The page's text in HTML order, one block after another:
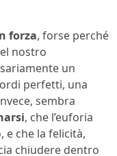
forza, forse perché
nostro
un
perfetti, una
sembra
, che l’euforia
e che la felicità,
chiudere dentro